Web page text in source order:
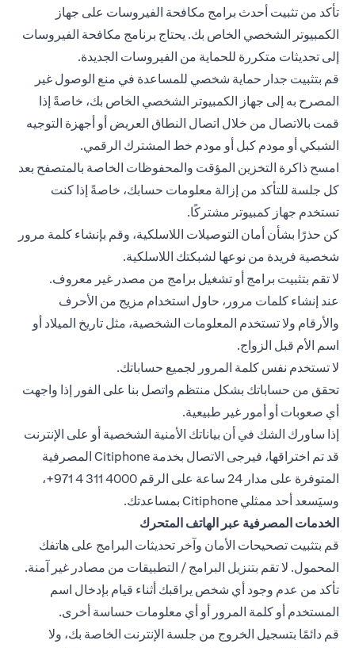
تأكد من تثبيت أحدث برامج مكافحة الفيروسات على جهاز
الكمبيوتر الشخصي الخاص بك. يحتاج برنامج مكافحة الفيروسات
إلى تحديثات متكررة للحماية من الفيروسات الجديدة.
قم بتثبيت جدار حماية شخصي للمساعدة في منع الوصول غير
المصرح به إلى جهاز الكمبيوتر الشخصي الخاص بك، خاصةً إذا
قمت بالاتصال من خلال اتصال النطاق العريض أو أجهزة التوجيه
الشبكي أو مودم كبل أو مودم خط المشترك الرقمي.
امسح ذاكرة التخزين المؤقت والمحفوظات الخاصة بالمتصفح بعد
كل جلسة للتأكد من إزالة معلومات حسابك، خاصةً إذا كنت
تستخدم جهاز كمبيوتر مشتركًا.
كن حذرًا بشأن أمان التوصيلات اللاسلكية، وقم بإنشاء كلمة مرور
شخصية فريدة من نوعها لشبكتك اللاسلكية.
لا تقم بتثبيت برامج أو تشغيل برامج من مصدر غير معروف.
عند إنشاء كلمات مرور، حاول استخدام مزيج من الأحرف
والأرقام ولا تستخدم المعلومات الشخصية، مثل تاريخ الميلاد أو
اسم الأم قبل الزواج.
لا تستخدم نفس كلمة المرور لجميع حساباتك.
تحقق من حساباتك بشكل منتظم واتصل بنا على الفور إذا واجهت
أي صعوبات أو أمور غير طبيعية.
إذا ساورك الشك في أن بياناتك الأمنية الشخصية أو على الإنترنت
قد تم اختراقها، فيرجى الاتصال بخدمة Citiphone المصرفية
المتوفرة على مدار 24 ساعة على الرقم ‎+971 4 311 4000،
وسيَسعد أحد ممثلي Citiphone بمساعدتك.
الخدمات المصرفية عبر الهاتف المتحرك
قم بتثبيت تصحيحات الأمان وآخر تحديثات البرامج على هاتفك
المحمول. لا تقم بتنزيل البرامج / التطبيقات من مصادر غير آمنة.
تأكد من عدم وجود أي شخص يراقبك أثناء قيام بإدخال اسم
المستخدم أو كلمة المرور أو أي معلومات حساسة أخرى.
قم دائمًا بتسجيل الخروج من جلسة الإنترنت الخاصة بك، ولا